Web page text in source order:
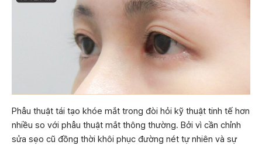
Phẫu thuật tái tạo khóe mắt trong đòi hỏi kỹ thuật tinh tế hơn
nhiều so với phẫu thuật mắt thông thường. Bởi vì cần chỉnh
sửa sẹo cũ đồng thời khôi phục đường nét tự nhiên và sự